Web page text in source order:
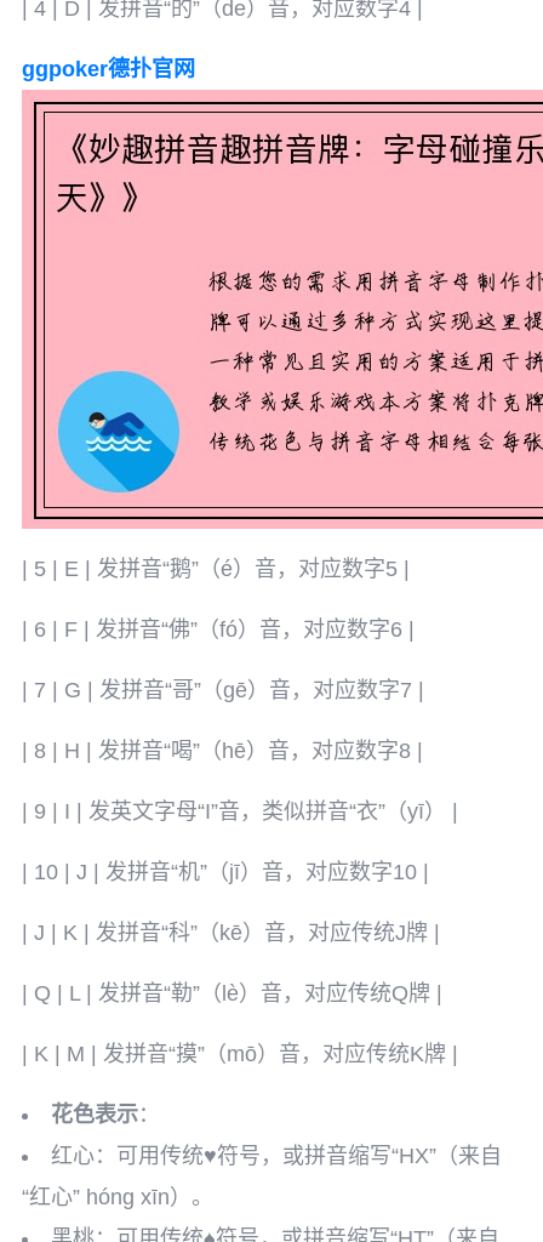
| 4 | D | 发拼音“的”（de）音，对应数字4 |
ggpoker德扑官网
| 5 | E | 发拼音“鹅”（é）音，对应数字5 |
| 6 | F | 发拼音“佛”（fó）音，对应数字6 |
| 7 | G | 发拼音“哥”（gē）音，对应数字7 |
| 8 | H | 发拼音“喝”（hē）音，对应数字8 |
| 9 | I | 发英文字母“I”音，类似拼音“衣”（yī） |
| 10 | J | 发拼音“机”（jī）音，对应数字10 |
| J | K | 发拼音“科”（kē）音，对应传统J牌 |
| Q | L | 发拼音“勒”（lè）音，对应传统Q牌 |
| K | M | 发拼音“摸”（mō）音，对应传统K牌 |
花色表示：
红心：可用传统♥符号，或拼音缩写“HX”（来自
“红心” hóng xīn）。